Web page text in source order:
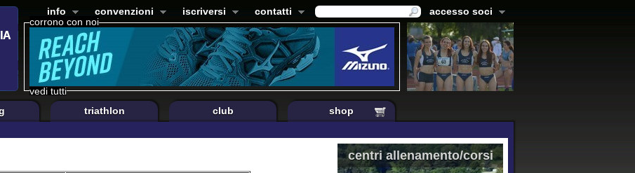
corrono con noi
vedi tutti
info convenzioni iscriversi contatti accesso soci
triathlon club shop
centri allenamento/corsi